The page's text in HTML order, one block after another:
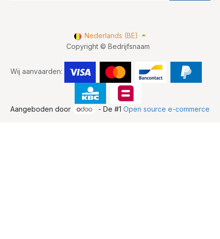
Copyright © Bedrijfsnaam
Wij aanvaarden:
Nederlands (BE)
Aangeboden door - De #1Open source e-commerce